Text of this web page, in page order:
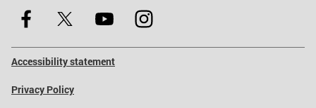
Accessibility statement
Privacy Policy